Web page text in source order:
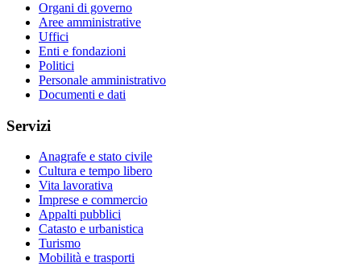
Organi di governo
Aree amministrative
Uffici
Enti e fondazioni
Politici
Personale amministrativo
Documenti e dati
Servizi
Anagrafe e stato civile
Cultura e tempo libero
Vita lavorativa
Imprese e commercio
Appalti pubblici
Catasto e urbanistica
Turismo
Mobilità e trasporti